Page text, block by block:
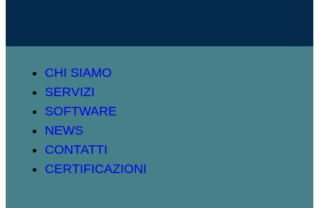
CHI SIAMO
SERVIZI
SOFTWARE
NEWS
CONTATTI
CERTIFICAZIONI